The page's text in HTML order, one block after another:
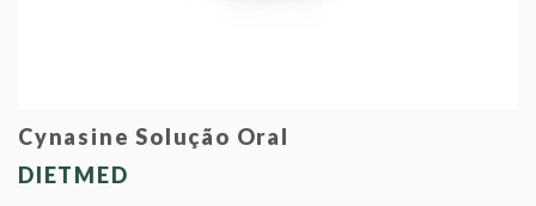
Cynasine Solução Oral
DIETMED